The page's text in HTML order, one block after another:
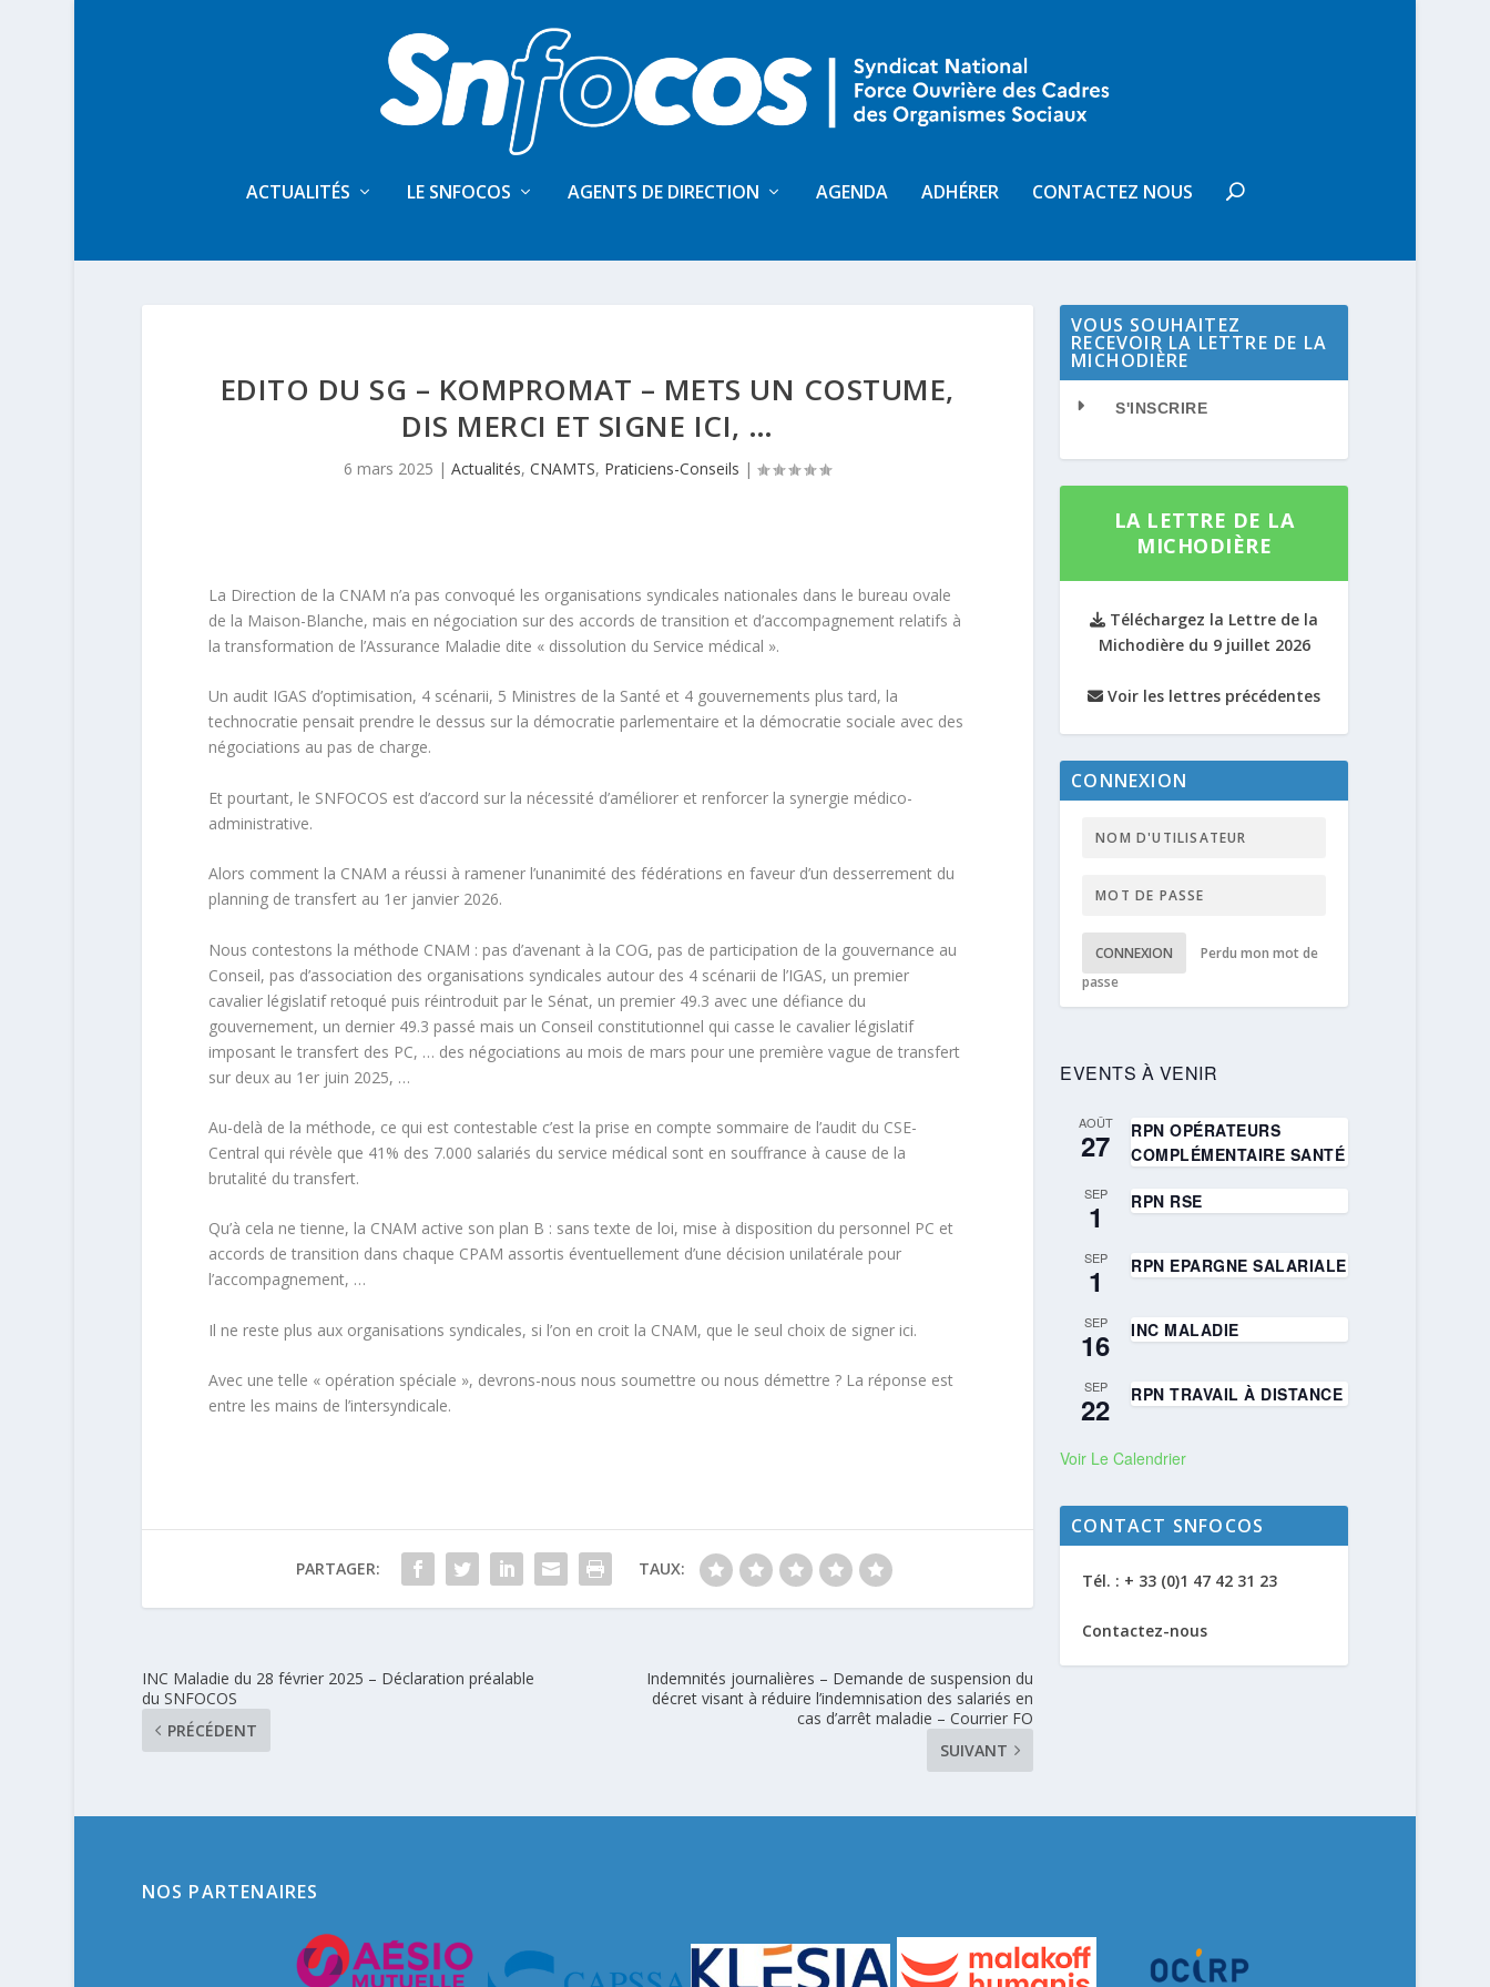
ACTUALITÉS LE SNFOCOS AGENTS DE DIRECTION AGENDA ADHÉRER CONTACTEZ NOUS
EDITO DU SG – KOMPROMAT – METS UN COSTUME,
DIS MERCI ET SIGNE ICI, …
6 mars 2025 |Actualités,CNAMTS, Praticiens-Conseils |
La Direction de la CNAM n’a pas convoqué les organisations syndicales nationales dans le bureau ovale
de la Maison-Blanche, mais en négociation sur des accords de transition et d’accompagnement relatifs à
la transformation de l’Assurance Maladie dite « dissolution du Service médical ».
Un audit IGAS d’optimisation, 4 scénarii, 5 Ministres de la Santé et 4 gouvernements plus tard, la
technocratie pensait prendre le dessus sur la démocratie parlementaire et la démocratie sociale avec des
négociations au pas de charge.
Et pourtant, le SNFOCOS est d’accord sur la nécessité d’améliorer et renforcer la synergie médico-
administrative.
Alors comment la CNAM a réussi à ramener l’unanimité des fédérations en faveur d’un desserrement du
planning de transfert au 1er janvier 2026.
Nous contestons la méthode CNAM : pas d’avenant à la COG, pas de participation de la gouvernance au
Conseil, pas d’association des organisations syndicales autour des 4 scénarii de l’IGAS, un premier
cavalier législatif retoqué puis réintroduit par le Sénat, un premier 49.3 avec une défiance du
gouvernement, un dernier 49.3 passé mais un Conseil constitutionnel qui casse le cavalier législatif
imposant le transfert des PC, … des négociations au mois de mars pour une première vague de transfert
sur deux au 1er juin 2025, …
Au-delà de la méthode, ce qui est contestable c’est la prise en compte sommaire de l’audit du CSE-
Central qui révèle que 41% des 7.000 salariés du service médical sont en souffrance à cause de la
brutalité du transfert.
Qu’à cela ne tienne, la CNAM active son plan B : sans texte de loi, mise à disposition du personnel PC et
accords de transition dans chaque CPAM assortis éventuellement d’une décision unilatérale pour
l’accompagnement, …
Il ne reste plus aux organisations syndicales, si l’on en croit la CNAM, que le seul choix de signer ici.
Avec une telle « opération spéciale », devrons-nous nous soumettre ou nous démettre ? La réponse est
entre les mains de l’intersyndicale.
PARTAGER: TAUX:
INC Maladie du 28 février 2025 – Déclaration préalable
du SNFOCOS
PRÉCÉDENT
Indemnités journalières – Demande de suspension du
décret visant à réduire l’indemnisation des salariés en
cas d’arrêt maladie – Courrier FO
SUIVANT
VOUS SOUHAITEZ
RECEVOIR LA LETTRE DE LA
MICHODIÈRE
S'INSCRIRE
LA LETTRE DE LA
MICHODIÈRE
Téléchargez la Lettre de la
Michodière du 9 juillet 2026
Voir les lettres précédentes
CONNEXION
CONNEXION
Perdu mon mot de
passe
EVENTS À VENIR
AOÛT
27
RPN OPÉRATEURS
COMPLÉMENTAIRE SANTÉ
SEP
1 RPN RSE
SEP
1 RPN EPARGNE SALARIALE
SEP
16 INC MALADIE
SEP
22 RPN TRAVAIL À DISTANCE
Voir Le Calendrier
CONTACT SNFOCOS
Tél. : + 33 (0)1 47 42 31 23
Contactez-nous
NOS PARTENAIRES